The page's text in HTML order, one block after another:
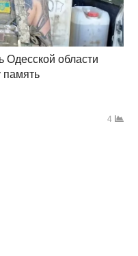
Одесской области
память
4